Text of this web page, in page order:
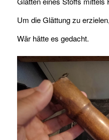
Um die Glättung zu
Wär hätte es gedacht.